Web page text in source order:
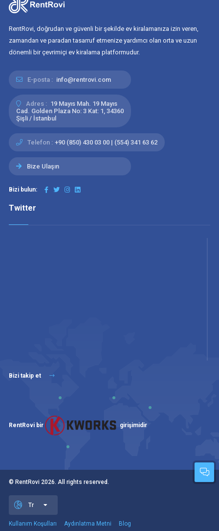
RentRovi, doğrudan ve güvenli bir şekilde ev kiralamanıza izin veren,
zamandan ve paradan tasarruf etmenize yardımcı olan orta ve uzun
dönemli bir çevrimiçi ev kiralama platformudur.
E-posta : info@rentrovi.com
Adres : 19 Mayıs Mah. 19 Mayıs
Cad. Golden Plaza No: 3 Kat: 1, 34360
Şişli / İstanbul
Telefon : +90 (850) 430 03 00 | (554) 341 63 62
Bize Ulaşın
Bizi bulun:
Twitter
Bizi takip et
RentRovi bir girişimidir
© RentRovi 2026. All rights reserved.
Tr
Kullanım Koşulları Aydınlatma Metni Blog